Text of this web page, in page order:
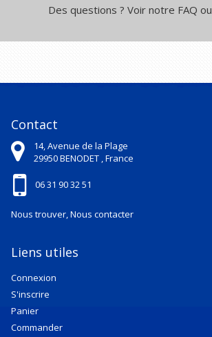
Des questions ? Voir notre FAQ ou
Contact
14, Avenue de la Plage
29950BENODET ,France
06 31 90 32 51
Nous trouver, Nous contacter
Liens utiles
Connexion
S'inscrire
Panier
Commander